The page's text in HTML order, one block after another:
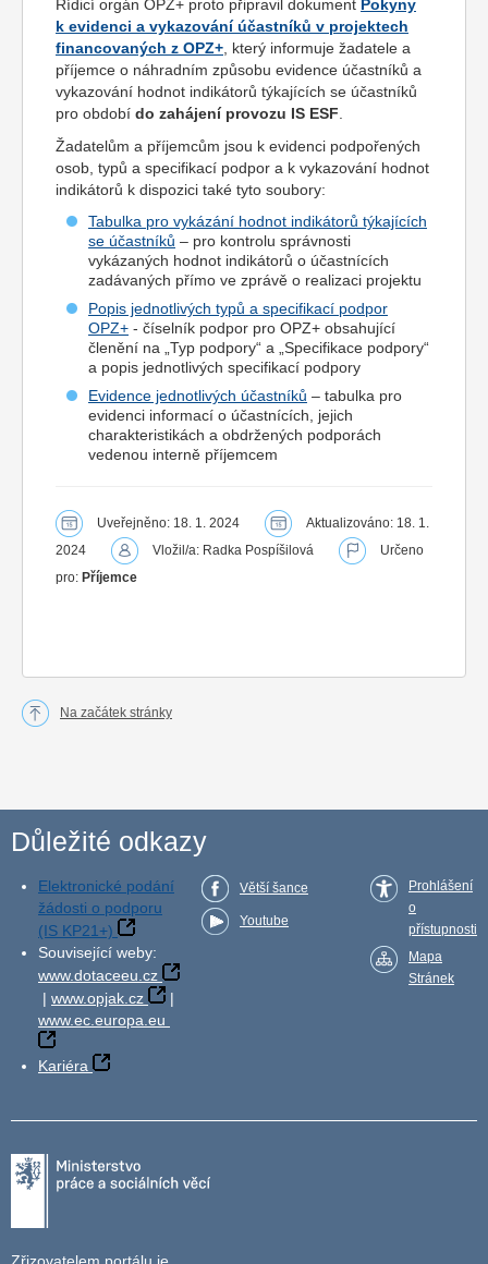
Řídicí orgán OPZ+ proto připravil dokument Pokyny
k evidenci a vykazování účastníků v projektech
financovaných z OPZ+ , který informuje žadatele a
příjemce o náhradním způsobu evidence účastníků a
vykazování hodnot indikátorů týkajících se účastníků
pro období do zahájení provozu IS ESF
Žadatelům a příjemcům jsou k evidenci podpořených
osob, typů a specifikací podpor a k vykazování hodnot
indikátorů k dispozici také tyto soubory:
Tabulka pro vykázání hodnot indikátorů týkajících
se účastníků – pro kontrolu správnosti
vykázaných hodnot indikátorů o účastnících
zadávaných přímo ve zprávě o realizaci projektu
Popis jednotlivých typů a specifikací podpor
OPZ+ - číselník podpor pro OPZ+ obsahující
členění na „Typ podpory“ a „Specifikace podpory“
a popis jednotlivých specifikací podpory
Evidence jednotlivých účastníků – tabulka pro
evidenci informací o účastnících, jejich
charakteristikách a obdržených podporách
vedenou interně příjemcem
Uveřejněno: 18. 1. 2024
Aktualizováno: 18. 1.
2024
Vložil/a: Radka Pospíšilová
Určeno
pro: Příjemce
Na začátek stránky
Důležité odkazy
Elektronické podání
žádosti o podporu
(IS KP21+)
Související weby:
www.dotaceeu.cz
| www.opjak.cz
|
www.ec.europa.eu
Kariéra
Větší šance
Youtube
Prohlášení
o
přístupnosti
Mapa
Stránek